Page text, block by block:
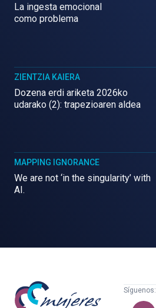
La ingesta emocional
como problema
ZIENTZIA KAIERA
Dozena erdi ariketa 2026ko
udarako (2): trapezioaren aldea
MAPPING IGNORANCE
We are not ‘in the singularity’ with
AI.
Mujeres
con
Síguenos: